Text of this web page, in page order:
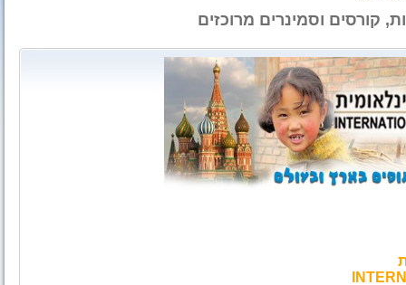
קורסים וסמינרים מרוכזים